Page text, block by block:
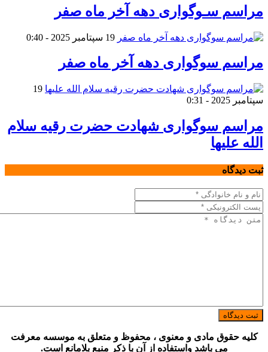
مراسم سـوگواری دهه آخر ماه صفر
19 سپتامبر 2025 - 0:40
مراسم سوگواری دهه آخر ماه صفر
19
سپتامبر 2025 - 0:31
مراسم سوگواری شهادت حضرت رقیه سلام
الله علیها
ثبت دیدگاه
ثبت دیدگاه
کلیه حقوق مادی و معنوی ، محفوظ و متعلق به موسسه معرفت
می باشد واستفاده از آن با ذکر منبع بلامانع است.